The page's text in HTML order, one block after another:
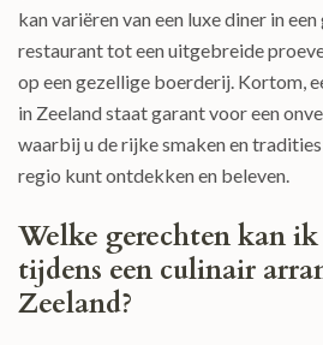
kan variëren van een luxe diner in
restaurant tot een uitgebreide
op een gezellige boerderij. Kortom,
in Zeeland staat garant voor een
waarbij u de rijke smaken en
regio kunt ontdekken en beleven.
Welke gerechten kan
tijdens een culinair
Zeeland?